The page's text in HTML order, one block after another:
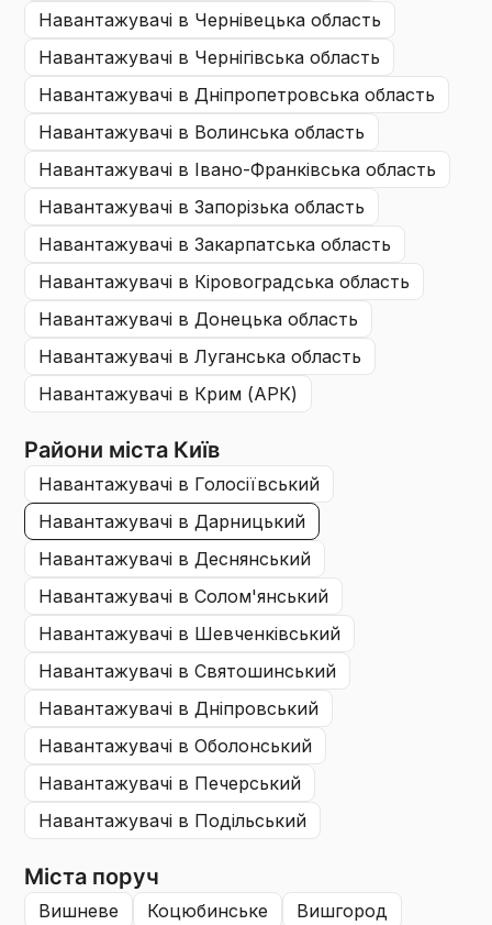
навантажувачі в Чернівецька область
навантажувачі в Чернігівська область
навантажувачі в Дніпропетровська область
навантажувачі в Волинська область
навантажувачі в Івано-Франківська область
навантажувачі в Запорізька область
навантажувачі в Закарпатська область
навантажувачі в Кіровоградська область
навантажувачі в Донецька область
навантажувачі в Луганська область
навантажувачі в Крим (АРК)
Райони міста Київ
навантажувачі в Голосіївський
навантажувачі в Дарницький
навантажувачі в Деснянський
навантажувачі в Солом'янський
навантажувачі в Шевченківський
навантажувачі в Святошинський
навантажувачі в Дніпровський
навантажувачі в Оболонський
навантажувачі в Печерський
навантажувачі в Подільський
Міста поруч
вишневе коцюбинське
вишгород